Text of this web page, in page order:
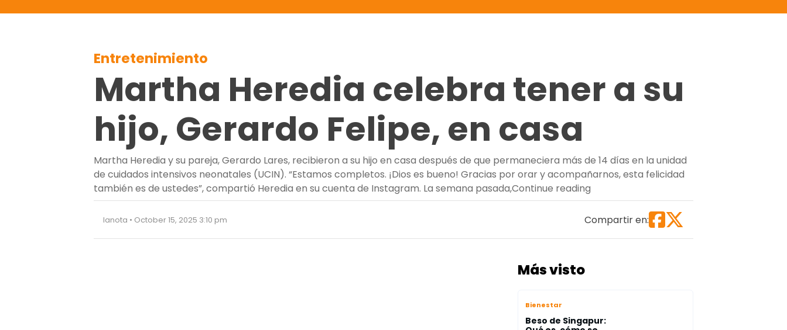
Entretenimiento
Martha Heredia celebra tener a su
hijo, Gerardo Felipe, en casa
Martha Heredia y su pareja, Gerardo Lares, recibieron a su hijo en casa después de que permaneciera más de 14 días en la unidad
de cuidados intensivos neonatales (UCIN). “Estamos completos. ¡Dios es bueno! Gracias por orar y acompañarnos, esta felicidad
también es de ustedes”, compartió Heredia en su cuenta de Instagram. La semana pasada,Continue reading
lanota • October 15, 2025 3:10 pm Compartir en:
Más visto
Bienestar
Beso de Singapur: